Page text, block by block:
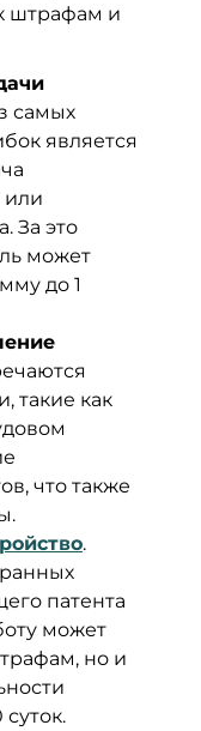
штрафам и
самых
является
или
За это
может
до 1
такие как
что также
.
патента
может
но и